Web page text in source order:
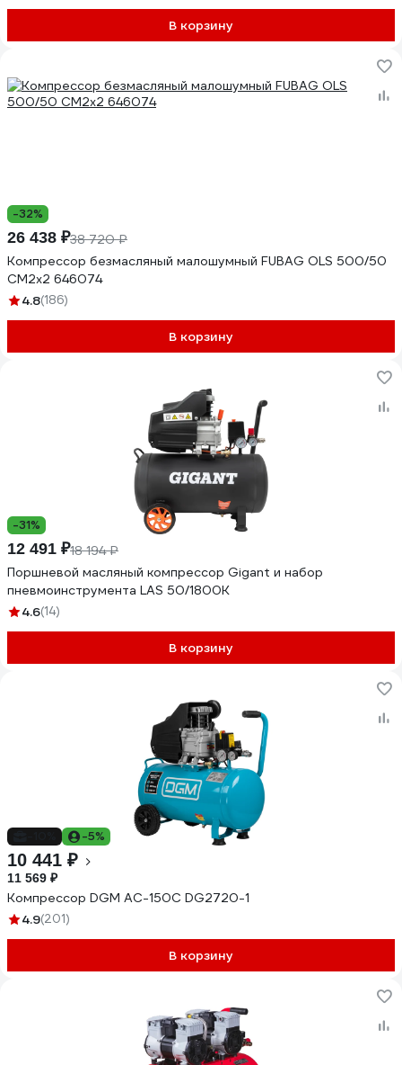
В корзину
-32%
26 438 ₽38 720 ₽
Компрессор безмасляный малошумный FUBAG OLS 500/50
CM2х2 646074
4.8(186)
В корзину
-31%
12 491 ₽18 194 ₽
Поршневой масляный компрессор Gigant и набор
пневмоинструмента LAS 50/1800K
4.6(14)
В корзину
-5%
10 441 ₽
11 569 ₽
Компрессор DGM AC-150C DG2720-1
4.9(201)
В корзину